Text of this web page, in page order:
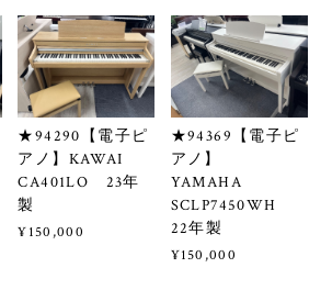
★94290【電子ピ
アノ】KAWAI
CA401LO 23年
製
¥150,000
★94369【電子ピ
アノ】
YAMAHA
SCLP7450WH
22年製
¥150,000